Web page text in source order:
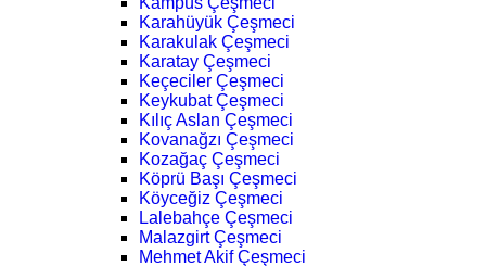
Karahüyük Çeşmeci
Karakulak Çeşmeci
Karatay Çeşmeci
Keçeciler Çeşmeci
Keykubat Çeşmeci
Kılıç Aslan Çeşmeci
Kovanağzı Çeşmeci
Kozağaç Çeşmeci
Köprü Başı Çeşmeci
Köyceğiz Çeşmeci
Lalebahçe Çeşmeci
Malazgirt Çeşmeci
Mehmet Akif Çeşmeci